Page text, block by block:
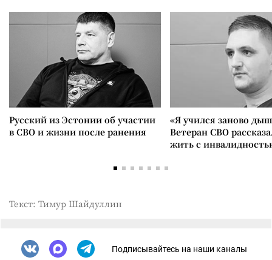
Русский из Эстонии об участии
в СВО и жизни после ранения
«Я учился заново
Ветеран СВО
жить с
Текст: Тимур Шайдуллин
Подписывайтесь на наши каналы